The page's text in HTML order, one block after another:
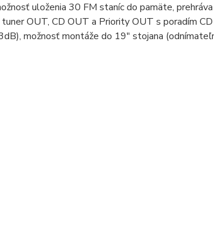
uloženia 30 FM staníc do pamäte,
OUT, CD OUT a Priority OUT s poradím
možnosť montáže do 19" stojana